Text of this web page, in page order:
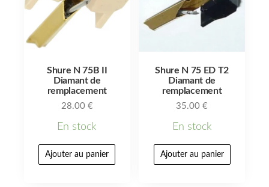
Shure N 75B II
Diamant de
remplacement
28.00 €
En stock
Ajouter au panier
Shure N 75 ED T2
Diamant de
remplacement
35.00€
En stock
Ajouter au panier